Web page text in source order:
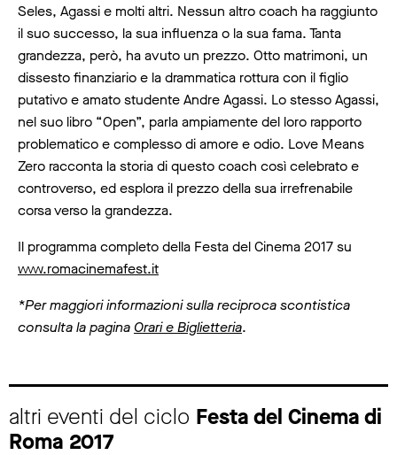
Seles, Agassi e molti altri. Nessun altro coach ha raggiunto
il suo successo, la sua influenza o la sua fama. Tanta
grandezza, però, ha avuto un prezzo. Otto matrimoni, un
dissesto finanziario e la drammatica rottura con il figlio
putativo e amato studente Andre Agassi. Lo stesso Agassi,
nel suo libro “Open”, parla ampiamente del loro rapporto
problematico e complesso di amore e odio. Love Means
Zero racconta la storia di questo coach così celebrato e
controverso, ed esplora il prezzo della sua irrefrenabile
corsa verso la grandezza.
Il programma completo della Festa del Cinema 2017 su
www.romacinemafest.it
*Per maggiori informazioni sulla reciproca scontistica
consulta la pagina Orari e Biglietteria.
altri eventi del ciclo Festa del Cinema di
Roma 2017